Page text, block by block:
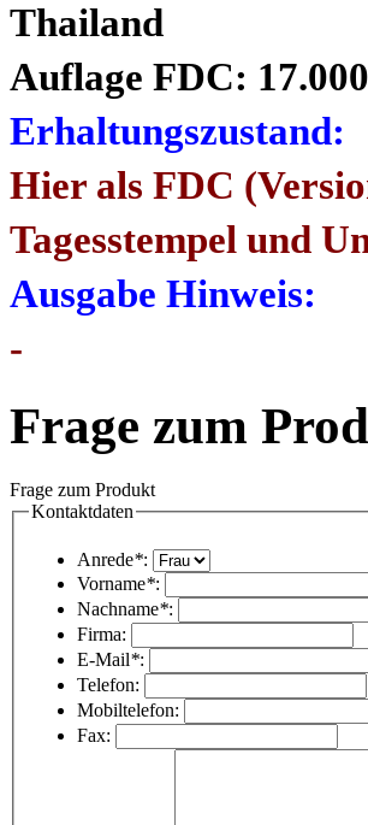
Thailand
Auflage FDC:
Erhaltungszustand:
Hier als FDC
Tagesstempel und
Ausgabe Hinweis:
-
Frage zum
Frage zum Produkt
Kontaktdaten
Anrede*:
Vorname*:
Nachname*:
Firma:
E-Mail*:
Telefon:
Mobiltelefon:
Fax: